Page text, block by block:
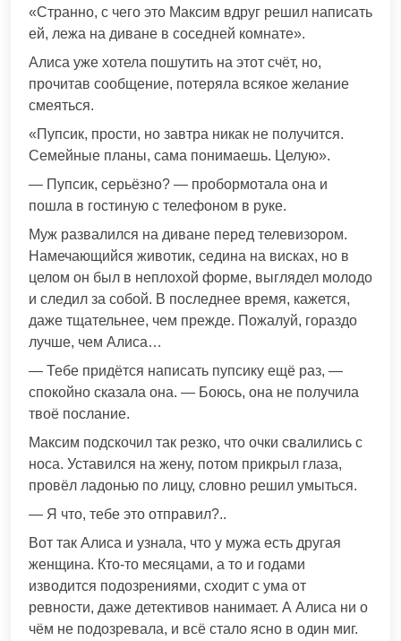
«Странно, с чего это Максим вдруг решил написать
ей, лежа на диване в соседней комнате».
Алиса уже хотела пошутить на этот счёт, но,
прочитав сообщение, потеряла всякое желание
смеяться.
«Пупсик, прости, но завтра никак не получится.
Семейные планы, сама понимаешь. Целую».
— Пупсик, серьёзно? — пробормотала она и
пошла в гостиную с телефоном в руке.
Муж развалился на диване перед телевизором.
Намечающийся животик, седина на висках, но в
целом он был в неплохой форме, выглядел молодо
и следил за собой. В последнее время, кажется,
даже тщательнее, чем прежде. Пожалуй, гораздо
лучше, чем Алиса…
— Тебе придётся написать пупсику ещё раз, —
спокойно сказала она. — Боюсь, она не получила
твоё послание.
Максим подскочил так резко, что очки свалились с
носа. Уставился на жену, потом прикрыл глаза,
провёл ладонью по лицу, словно решил умыться.
— Я что, тебе это отправил?..
Вот так Алиса и узнала, что у мужа есть другая
женщина. Кто-то месяцами, а то и годами
изводится подозрениями, сходит с ума от
ревности, даже детективов нанимает. А Алиса ни о
чём не подозревала, и всё стало ясно в один миг.